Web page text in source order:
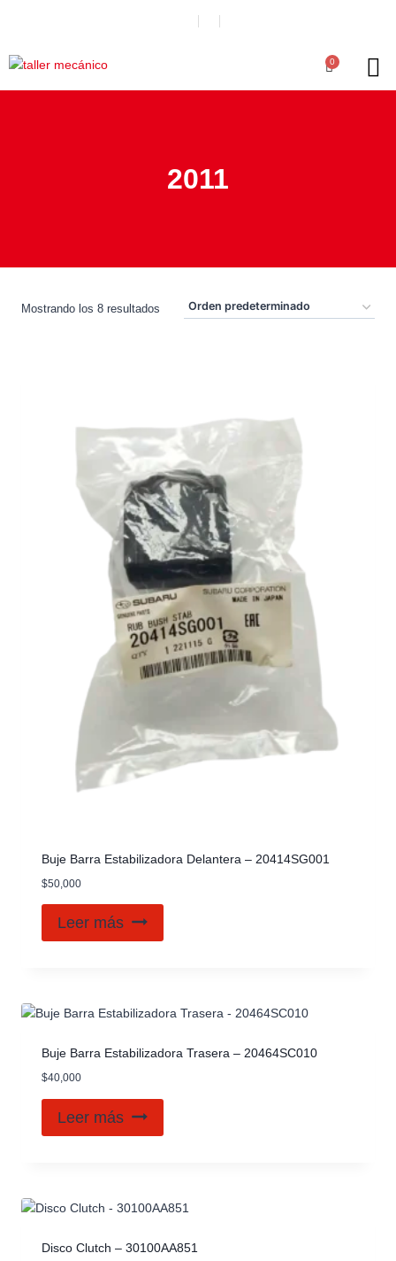
0
2011
Mostrando los 8 resultados
Buje Barra Estabilizadora Delantera – 20414SG001
$50,000
Leer más
Buje Barra Estabilizadora Trasera – 20464SC010
$40,000
Leer más
Disco Clutch – 30100AA851